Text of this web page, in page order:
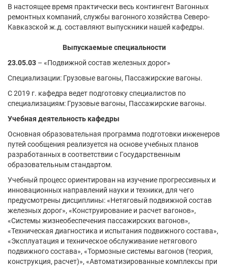
В настоящее время практически весь контингент Вагонных
ремонтных компаний, службы вагонного хозяйства Северо-
Кавказской ж.д. составляют выпускники нашей кафедры.
Выпускаемые специальности
23.05.03 – «Подвижной состав железных дорог»
Специализации: Грузовые вагоны, Пассажирские вагоны.
С 2019 г. кафедра ведет подготовку специалистов по
специализациям: Грузовые вагоны, Пассажирские вагоны.
Учебная деятельность кафедры
Основная образовательная программа подготовки инженеров
путей сообщения реализуется на основе учебных планов
разработанных в соответствии с Государственным
образовательным стандартом.
Учебный процесс ориентирован на изучение прогрессивных и
инновационных направлений науки и техники, для чего
предусмотрены дисциплины: «Нетяговый подвижной состав
железных дорог», «Конструирование и расчет вагонов»,
«Системы жизнеобеспечения пассажирских вагонов»,
«Техническая диагностика и испытания подвижного состава»,
«Эксплуатация и техническое обслуживание нетягового
подвижного состава», «Тормозные системы вагонов (теория,
конструкция, расчет)», «Автоматизированные комплексы при